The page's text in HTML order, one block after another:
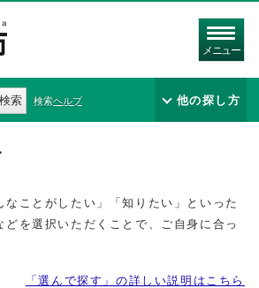
メニュー
検索 検索ヘルプ 他の探し方
なことがしたい」「知りたい」といった
どを選択いただくことで、ご自身に合っ
「選んで探す」の詳しい説明はこちら